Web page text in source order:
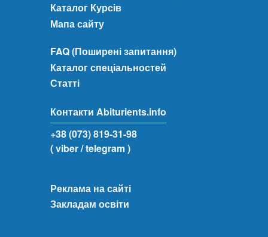
Каталог Курсів
Мапа сайту
FAQ (Поширені запитання)
Каталог спеціальностей
Статті
Контакти Abiturients.info
+38 (073) 819-31-98
( viber/ telegram )
Реклама на сайті
Закладам освіти